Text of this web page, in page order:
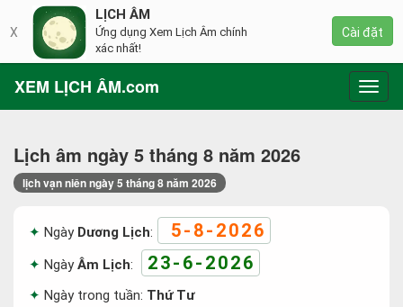
XEM LỊCH ÂM.com
Lịch âm ngày 5 tháng 8 năm 2026
lịch vạn niên ngày 5 tháng 8 năm 2026
Ngày Dương Lịch: 5-8-2026
NgàyÂm Lịch: 23-6-2026
Ngày trong tuần: Thứ Tư
X
LỊCH ÂM
Ứng dụng Xem Lịch Âm chính
xác nhất!
Cài đặt